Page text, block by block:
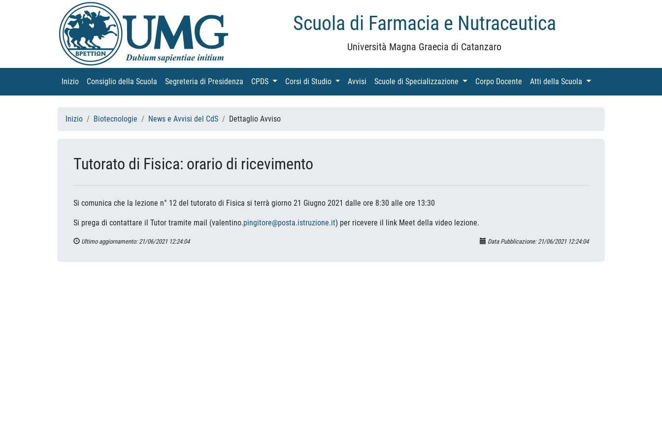
Scuola di Farmacia e Nutraceutica
Università Magna Graecia di Catanzaro
Inizio (current)
Consiglio della Scuola (current)
Segreteria di Presidenza (current)
CPDS (current)Corsi di Studio (current)
Avvisi (current)
Scuole di Specializzazione (current)Corpo Docente (current)
Atti della Scuola (current)
Inizio Biotecnologie News e Avvisi del CdS Dettaglio Avviso
Tutorato di Fisica: orario di ricevimento
Si comunica che la lezione n° 12 del tutorato di Fisica si terrà giorno 21 Giugno 2021 dalle ore 8:30 alle ore 13:30
Si prega di contattare il Tutor tramite mail (valentino.pingitore@posta.istruzione.it) per ricevere il link Meet della video lezione.
Ultimo aggiornamento: 21/06/2021 12:24:04 Data Pubblicazione: 21/06/2021 12:24:04